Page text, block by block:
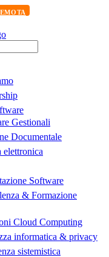
Gestionali
Documentale
elettronica
Software
& Formazione
Cloud Computing
informatica & privacy
sistemistica